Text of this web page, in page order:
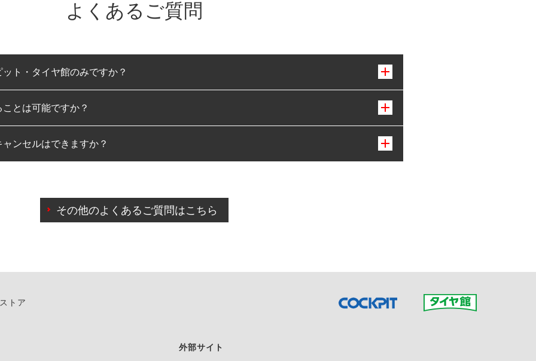
よくあるご質問
ト・タイヤ館のみですか？
みとなります。
とは可能ですか？
可能です。
ンセルはできますか？
によりご予約のキャンセルをご希望の際は、直接ご予約いただいた店舗へご連絡くださ
その他のよくあるご質問はこちら
トア
外部サイト